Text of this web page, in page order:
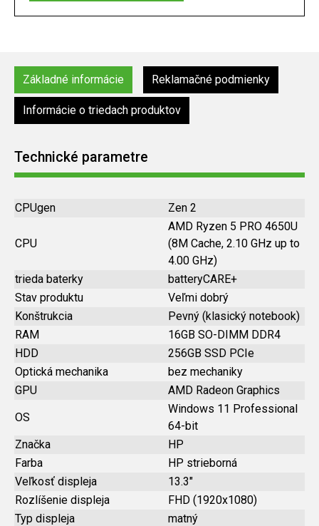
Základné informácie Reklamačné podmienky
Informácie o triedach produktov
Technické parametre
CPUgen Zen 2
CPU
AMD Ryzen 5 PRO 4650U
(8M Cache, 2.10 GHz up to
4.00 GHz)
trieda baterky
batteryCARE+
Stav produktu
Veľmi dobrý
Konštrukcia
Pevný (klasický notebook)
RAM
16GB SO-DIMM DDR4
HDD
256GB SSD PCIe
Optická mechanika
bez mechaniky
GPU
AMD Radeon Graphics
OS
Windows 11 Professional
64-bit
Značka
HP
Farba
HP strieborná
Veľkosť displeja
13.3"
Rozlíšenie displeja
FHD (1920x1080)
Typ displeja
matný